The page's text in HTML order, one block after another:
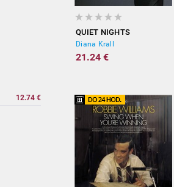
12.74 €
QUIET NIGHTS
Diana Krall
21.24 €